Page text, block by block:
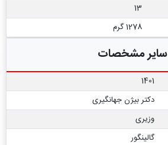
13
1278 گرم
سایر مشخصات
1401
دکتر بیژن جهانگیری
وزیری
گالینگور